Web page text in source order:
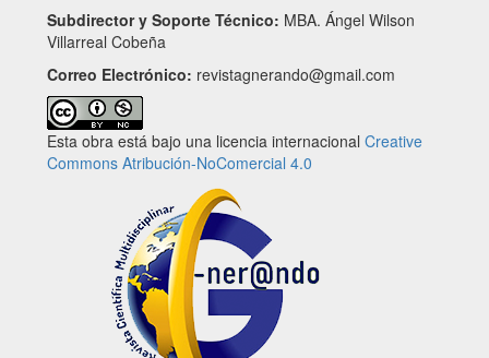
Subdirector y Soporte Técnico: MBA. Ángel Wilson
Villarreal Cobeña
Correo Electrónico: revistagnerando@gmail.com
Esta obra está bajo una licencia internacional Creative
Commons Atribución-NoComercial 4.0